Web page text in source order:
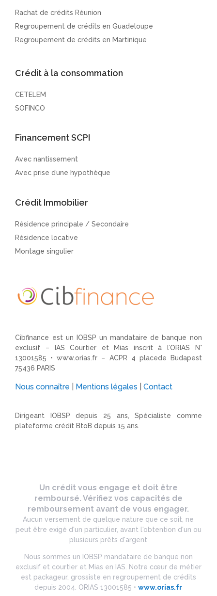
Rachat de crédits Réunion
Regroupement de crédits en Guadeloupe
Regroupement de crédits en Martinique
Crédit à la consommation
CETELEM
SOFINCO
Financement SCPI
Avec nantissement
Avec prise d’une hypothèque
Crédit Immobilier
Résidence principale / Secondaire
Résidence locative
Montage singulier
Cibfinance est un IOBSP un mandataire de banque non
exclusif – IAS Courtier et Mias inscrit à l’ORIAS N°
13001585 •www.orias.fr – ACPR 4 placede Budapest
75436 PARIS
Nous connaître Mentions légales |Contact
Dirigeant IOBSP depuis 25 ans, Spécialiste comme
plateforme crédit BtoB depuis 15 ans.
Un crédit vous engage et doit être
remboursé. Vérifiez vos capacités de
remboursement avant de vous engager.
Aucun versement de quelque nature que ce soit, ne
peut être exigé d'un particulier, avant l'obtention d'un ou
plusieurs prêts d'argent
Nous sommes un IOBSP mandataire de banque non
exclusif et courtier et Mias en IAS. Notre cœur de métier
est packageur, grossiste en regroupement de crédits
depuis 2004. ORIAS 13001585 •www.orias.fr